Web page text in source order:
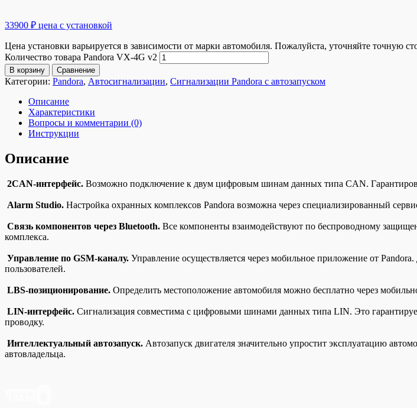
33900 ₽ цена с установкой
Цена установки варьируется в зависимости от марки автомобиля. Пожалуйста, уточняйте точную
Количество товара Pandora VX-4G v2
В корзину Сравнение
Категории: Pandora, Автосигнализации, Сигнализации Pandora с автозапуском
Описание
Характеристики
Вопросы и комментарии (0)
Инструкции
Описание
2CAN-интерфейс. Возможно подключение к двум цифровым шинам данных типа CAN.
Alarm Studio. Настройка охранных комплексов Pandora возможна через специализированный
Связь компонентов через Bluetooth. Все компоненты взаимодействуют по беспроводному
комплекса.
Управление по GSM-каналу. Управление осуществляется через мобильное приложение от
пользователей.
LBS-позиционирование. Определить местоположение автомобиля можно бесплатно через
LIN-интерфейс. Сигнализация совместима с цифровыми шинами данных типа LIN. Это
проводку.
Интеллектуальный автозапуск. Автозапуск двигателя значительно упростит эксплуатацию
автовладельца.